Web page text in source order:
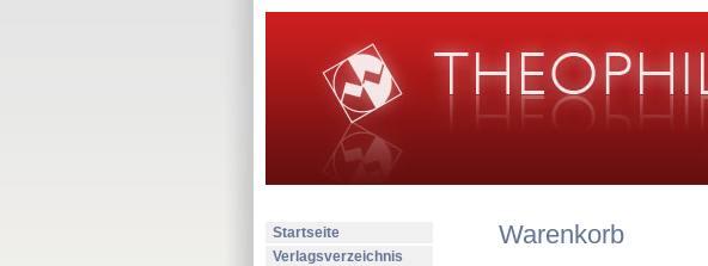
Startseite
Verlagsverzeichnis
Warenkorb